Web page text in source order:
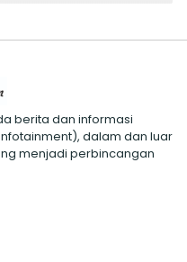
berita dan informasi
dalam dan luar
menjadi perbincangan